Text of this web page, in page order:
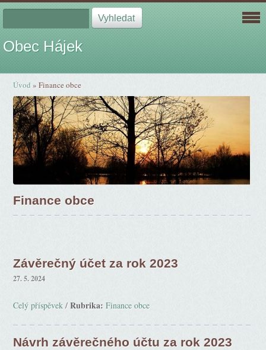
Obec Hájek
Úvod »Finance obce
Finance obce
Závěrečný účet za rok 2023
27. 5. 2024
Celý příspěvek /Rubrika: Finance obce
Návrh závěrečného účtu za rok 2023